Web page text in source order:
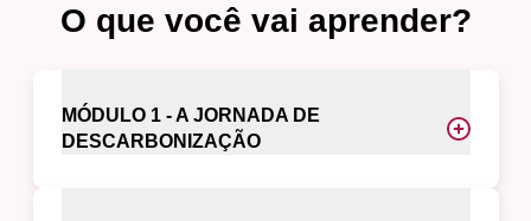
O que você vai aprender?
MÓDULO 1 - A JORNADA DE
DESCARBONIZAÇÃO